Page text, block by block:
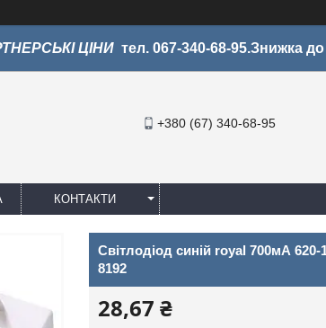
ЦІНИ тел. 067-340-68-95.Знижка
+380 (67) 340-68-95
КОНТАКТИ
Світлодіод синій royal 700мА
8192
28,67 ₴